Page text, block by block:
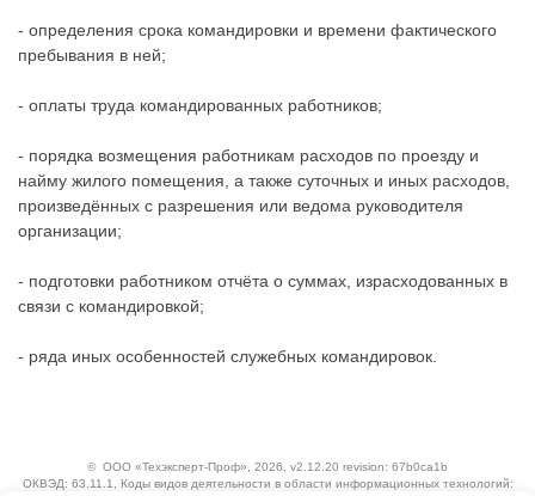
- определения срока командировки и времени фактического
пребывания в ней;
- оплаты труда командированных работников;
- порядка возмещения работникам расходов по проезду и
найму жилого помещения, а также суточных и иных расходов,
произведённых с разрешения или ведома руководителя
организации;
- подготовки работником отчёта о суммах, израсходованных в
связи с командировкой;
- ряда иных особенностей служебных командировок.
© ООО «Техэксперт-Проф» , 2026, v2.12.20 revision: 67b0ca1b
ОКВЭД: 63.11.1, Коды видов деятельности в области информационных технологий: